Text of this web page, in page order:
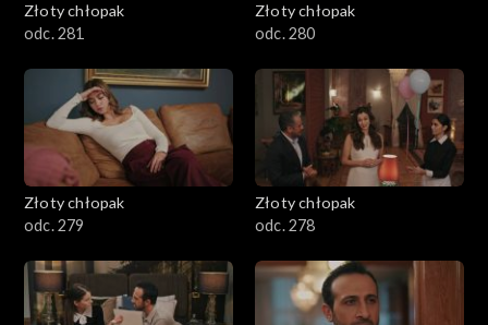
Złoty chłopak
odc. 281
Złoty chłopak
odc. 280
Złoty chłopak
odc. 279
Złoty chłopak
odc. 278